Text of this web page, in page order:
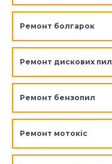
Ремонт болгарок
Ремонт дискових пил
Ремонт бензопил
Ремонт мотокіс